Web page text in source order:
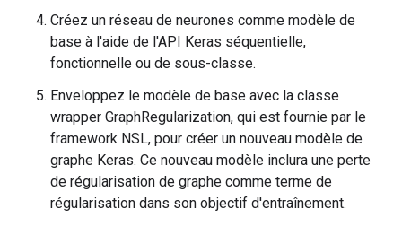
Créez un réseau de neurones comme modèle de
base à l'aide de l'API Keras séquentielle,
fonctionnelle ou de sous-classe.
Enveloppez le modèle de base avec la classe
wrapper GraphRegularization, qui est fournie par le
framework NSL, pour créer un nouveau modèle de
graphe Keras. Ce nouveau modèle inclura une perte
de régularisation de graphe comme terme de
régularisation dans son objectif d'entraînement.